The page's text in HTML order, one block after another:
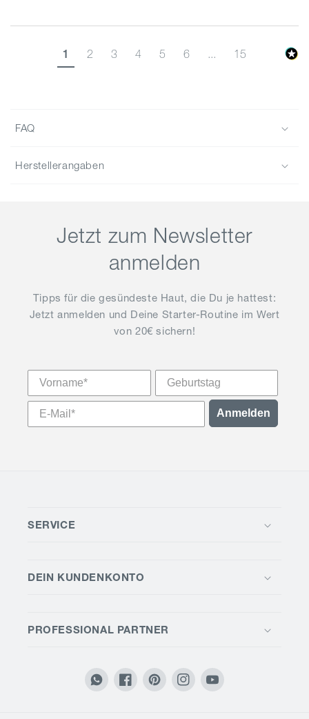
1 2 3 4 5 6 ... 15
FAQ
Herstellerangaben
Jetzt zum Newsletter
anmelden
Tipps für die gesündeste Haut, die Du je hattest:
Jetzt anmelden und Deine Starter-Routine im Wert
von 20€ sichern!
Vorname
Anmelden
SERVICE
DEIN KUNDENKONTO
PROFESSIONAL PARTNER
TranslationFacebookPinterestInstagramYouTube